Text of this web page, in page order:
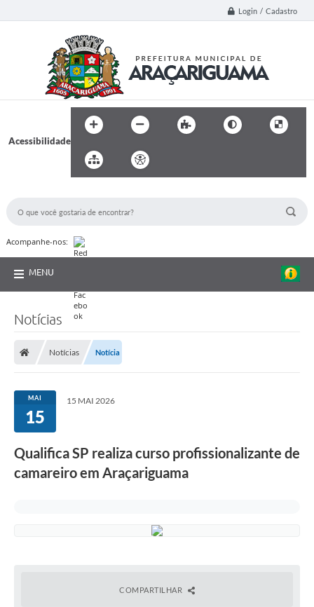
Login / Cadastro
Acessibilidade
Acompanhe-nos:
MENU
Notícias
Notícias Notícia
MAI
15
15 MAI 2026
Qualifica SP realiza curso profissionalizante de
camareiro em Araçariguama
COMPARTILHAR